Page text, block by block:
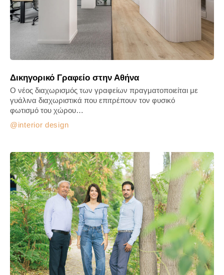
Δικηγορικό Γραφείο στην Αθήνα
interior design
Ο νέος διαχωρισμός των γραφείων πραγματοποιείται με
γυάλινα διαχωριστικά που επιτρέπουν τον φυσικό
φωτισμό του χώρου…